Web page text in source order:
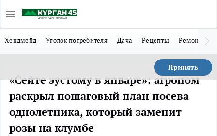
Хендмейд Уголок потребителя Дача Рецепты Ремонт
Принять
«Сейте эустому в январе»: агроном
раскрыл пошаговый план посева
однолетника, который заменит
розы на клумбе